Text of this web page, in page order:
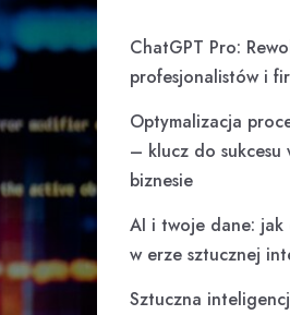
ChatGPT Pro:
profesjonalistów i
Optymalizacja
– klucz do sukcesu
biznesie
AI i twoje dane: jak
w erze sztucznej
Sztuczna